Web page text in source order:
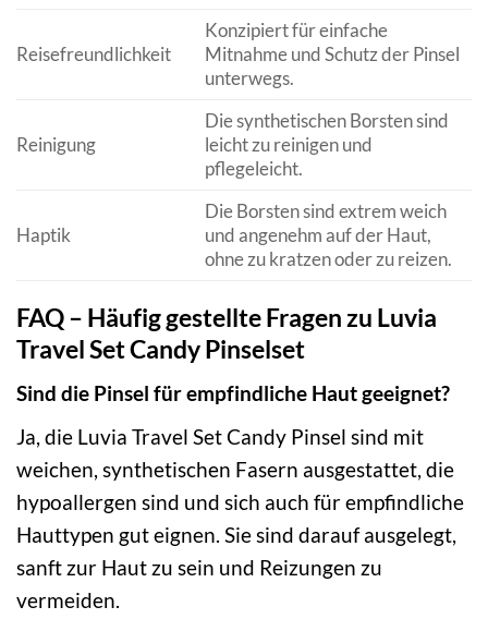
Reisefreundlichkeit
Konzipiert für einfache
Mitnahme und Schutz der Pinsel
unterwegs.
Reinigung
Die synthetischen Borsten sind
leicht zu reinigen und
pflegeleicht.
Haptik
Die Borsten sind extrem weich
und angenehm auf der Haut,
ohne zu kratzen oder zu reizen.
FAQ – Häufig gestellte Fragen zu Luvia
Travel Set Candy Pinselset
Sind die Pinsel für empfindliche Haut geeignet?
Ja, die Luvia Travel Set Candy Pinsel sind mit
weichen, synthetischen Fasern ausgestattet, die
hypoallergen sind und sich auch für empfindliche
Hauttypen gut eignen. Sie sind darauf ausgelegt,
sanft zur Haut zu sein und Reizungen zu
vermeiden.